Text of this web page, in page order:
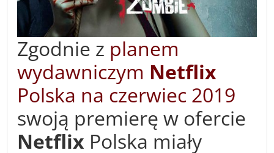
Zgodnie z planem
wydawniczym Netflix
Polska na czerwiec 2019
swoją premierę w ofercie
Netflix Polska miały